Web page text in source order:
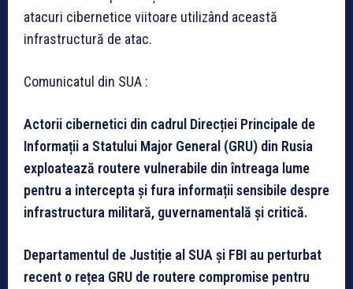
atacuri cibernetice viitoare utilizând această
infrastructură de atac.
Comunicatul din SUA :
Actorii cibernetici din cadrul Direcției Principale de
Informații a Statului Major General (GRU) din Rusia
exploatează routere vulnerabile din întreaga lume
pentru a intercepta și fura informații sensibile despre
infrastructura militară, guvernamentală și critică.
Departamentul de Justiție al SUA și FBI au perturbat
recent o rețea GRU de routere compromise pentru